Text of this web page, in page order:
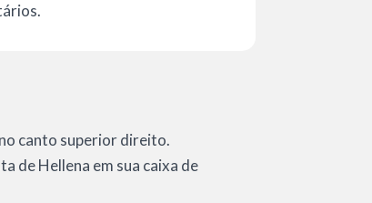
canto superior direito.
de Hellena em sua caixa de